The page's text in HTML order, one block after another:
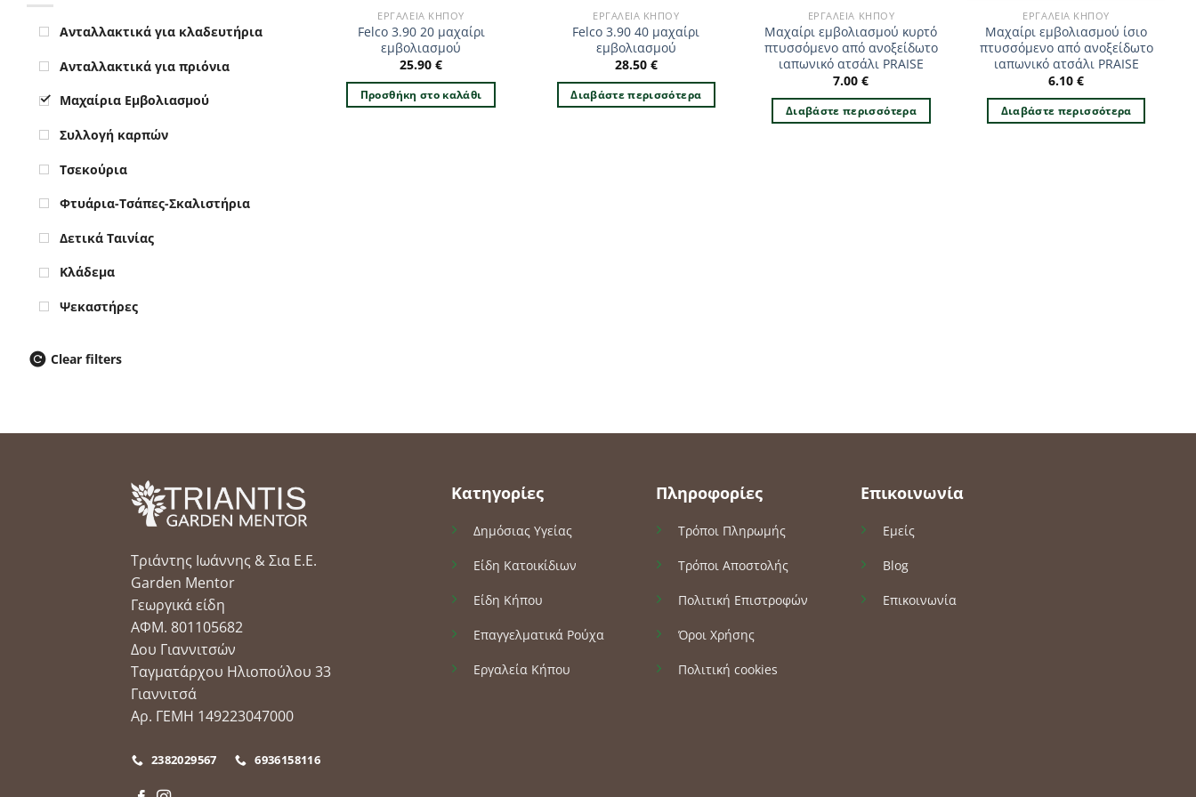
Ανταλλακτικά για κλαδευτήρια
Ανταλλακτικά για πριόνια
Μαχαίρια Εμβολιασμού
Συλλογή καρπών
Τσεκούρια
Φτυάρια-Τσάπες-Σκαλιστήρια
Δετικά Ταινίας
Κλάδεμα
Ψεκαστήρες
Clear filters
ΕΡΓΑΛΕΊΑ ΚΉΠΟΥ
Felco 3.90 20 μαχαίρι
εμβολιασμού
25.90€
Προσθήκη στο καλάθι
ΕΡΓΑΛΕΊΑ ΚΉΠΟΥ
Felco 3.90 40 μαχαίρι
εμβολιασμού
28.50 €
Διαβάστε περισσότερα
ΕΡΓΑΛΕΊΑ ΚΉΠΟΥ
Μαχαίρι εμβολιασμού κυρτό
πτυσσόμενο από ανοξείδωτο
ιαπωνικό ατσάλι PRAISE
7.00€
Διαβάστε περισσότερα
ΕΡΓΑΛΕΊΑ ΚΉΠΟΥ
Μαχαίρι εμβολιασμού ίσιο
πτυσσόμενο από ανοξείδωτο
ιαπωνικό ατσάλι PRAISE
6.10€
Διαβάστε περισσότερα
Τριάντης Ιωάννης & Σια Ε.Ε.
Garden Mentor
Γεωργικά είδη
ΑΦΜ. 801105682
Δου Γιαννιτσών
Ταγματάρχου Ηλιοπούλου 33
Γιαννιτσά
Αρ. ΓΕΜΗ 149223047000
2382029567 6936158116
Κατηγορίες
Δημόσιας Υγείας
Είδη Κατοικίδιων
Είδη Κήπου
Επαγγελματικά Ρούχα
Εργαλεία Κήπου
Πληροφορίες
Τρόποι Πληρωμής
Τρόποι Αποστολής
Πολιτική Επιστροφών
Όροι Χρήσης
Πολιτική cookies
Επικοινωνία
Εμείς
Blog
Επικοινωνία